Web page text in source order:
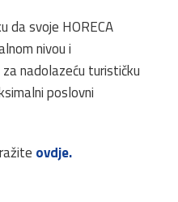
da svoje HORECA
nivou i
nadolazeću turističku
poslovni
ovdje.